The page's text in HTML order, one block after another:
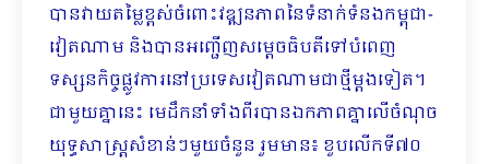
បានវាយតម្លៃខ្ពស់ចំពោះវឌ្ឍនភាពនៃទំនាក់ទំនងកម្ពុជា-
វៀតណាម និងបានអញ្ជើញសម្តេចធិបតីទៅបំពេញ
ទស្សនកិច្ចផ្លូវការនៅប្រទេសវៀតណាមជាថ្មីម្តងទៀត។
ជាមួយគ្នានេះ មេដឹកនាំទាំងពីរបានឯកភាពគ្នាលើចំណុច
យុទ្ធសាស្ត្រសំខាន់ៗមួយចំនួន រួមមាន៖ ខួបលើកទី៧០